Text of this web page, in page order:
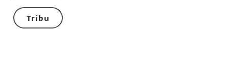
Tribu